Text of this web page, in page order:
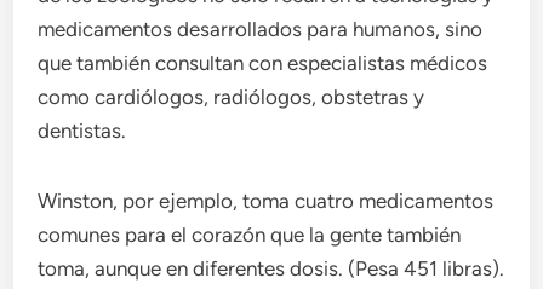
medicamentos desarrollados para humanos, sino
que también consultan con especialistas médicos
como cardiólogos, radiólogos, obstetras y
dentistas.
Winston, por ejemplo, toma cuatro medicamentos
comunes para el corazón que la gente también
toma, aunque en diferentes dosis. (Pesa 451 libras).